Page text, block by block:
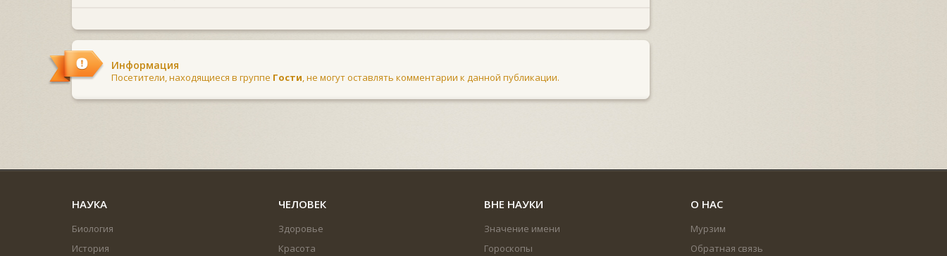
Информация
Посетители, находящиеся в группе Гости, не могут оставлять комментарии к данной публикации.
НАУКА
Биология
История
ЧЕЛОВЕК
Здоровье
Красота
ВНЕ НАУКИ
Значение имени
Гороскопы
О НАС
Мурзим
Обратная связь